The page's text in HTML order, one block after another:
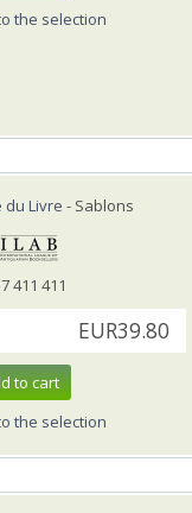
the selection
du Livre - Sablons
411 411
EUR39.80
to cart
the selection